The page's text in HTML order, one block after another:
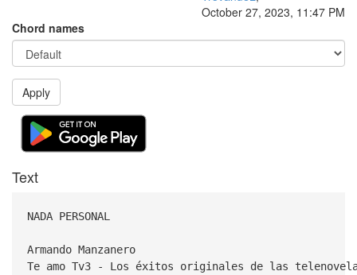
October 27, 2023, 11:47 PM
Chord names
Apply
Text
NADA PERSONAL
Armando Manzanero
Te amo Tv3 - Los éxitos originales de las